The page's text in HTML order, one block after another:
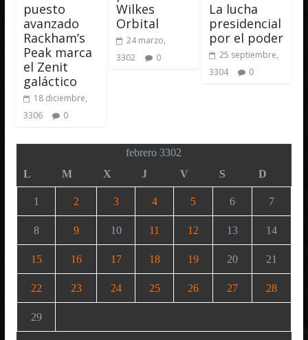
puesto
avanzado
Rackham’s
Peak marca
el Zenit
galáctico
18 diciembre,
3306
0
Wilkes
Orbital
24 marzo,
3302
0
La lucha
presidencial
por el poder
25 septiembre,
3304
0
febrero 3302
L
M X J V S D
1 2 3 4 5 6 7
8 9 10 11 12 13 14
15 16 17 18 19 20 21
22 23 24 25 26 27 28
29